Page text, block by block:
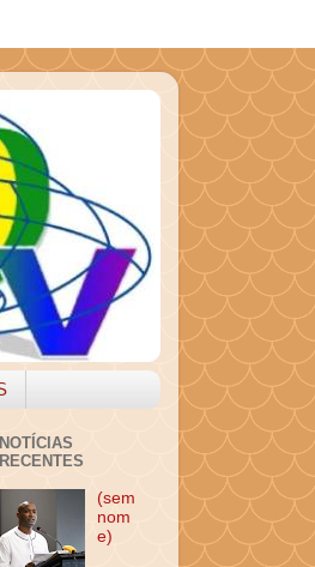
NOTÍCIAS
RECENTES
(sem
nom
e)